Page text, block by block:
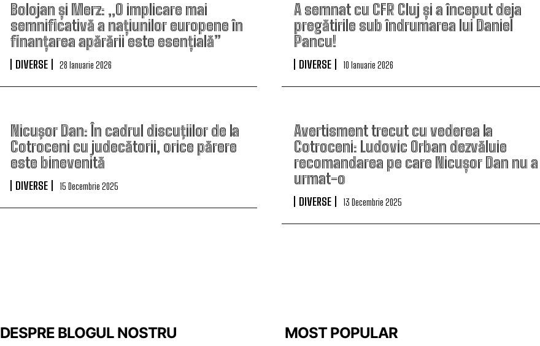
Bolojan și Merz: „O implicare mai
semnificativă a națiunilor europene în
finanțarea apărării este esențială”
DIVERSE 28 Ianuarie 2026
A semnat cu CFR Cluj și a început deja
pregătirile sub îndrumarea lui Daniel
Pancu!
DIVERSE 10 Ianuarie 2026
Nicuşor Dan: În cadrul discuţiilor de la
Cotroceni cu judecătorii, orice părere
este binevenită
DIVERSE 15 Decembrie 2025
Avertisment trecut cu vederea la
Cotroceni: Ludovic Orban dezvăluie
recomandarea pe care Nicușor Dan nu a
urmat-o
DIVERSE 13 Decembrie 2025
DESPRE BLOGUL NOSTRU MOST POPULAR